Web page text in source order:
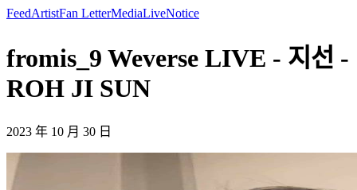
FeedArtistFan LetterMediaLiveNotice
fromis_9 Weverse LIVE - 지선 -
ROH JI SUN
2023 年 10 月 30 日